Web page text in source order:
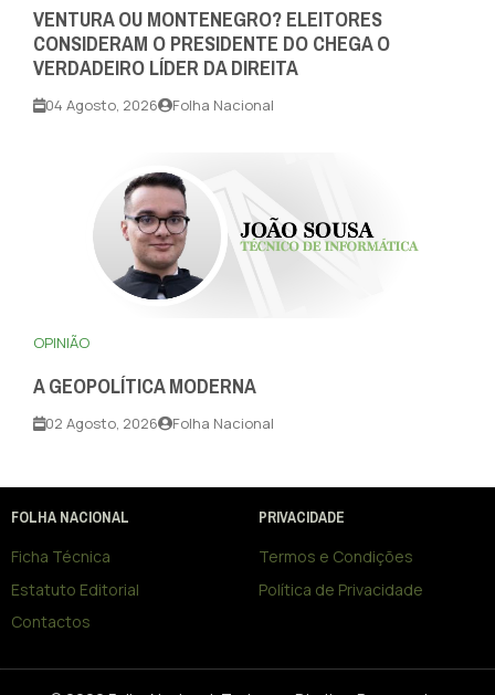
VENTURA OU MONTENEGRO? ELEITORES
CONSIDERAM O PRESIDENTE DO CHEGA O
VERDADEIRO LÍDER DA DIREITA
04 Agosto, 2026 Folha Nacional
OPINIÃO
A GEOPOLÍTICA MODERNA
02 Agosto, 2026 Folha Nacional
FOLHA NACIONAL
Ficha Técnica
Estatuto Editorial
Contactos
PRIVACIDADE
Termos e Condições
Política de Privacidade